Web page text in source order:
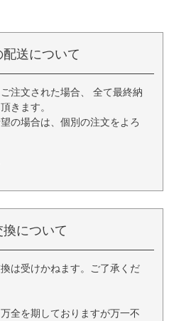
送について
注文された場合、 全て最終納
きます。
の場合は、個別の注文をよろ
について
は受けかねます。ご了承くだ
全を期しておりますが万一不